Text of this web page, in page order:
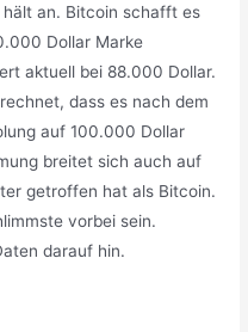
an. Bitcoin schafft es
Dollar Marke
aktuell bei 88.000 Dollar.
dass es nach dem
auf 100.000 Dollar
breitet sich auch auf
getroffen hat als Bitcoin.
vorbei sein.
darauf hin.